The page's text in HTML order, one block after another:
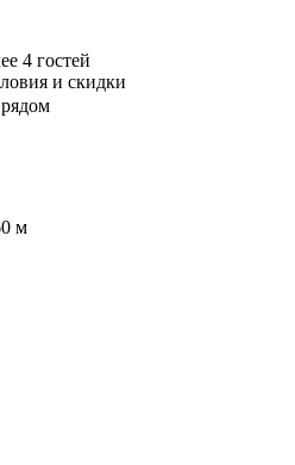
4 гостей
и скидки
м